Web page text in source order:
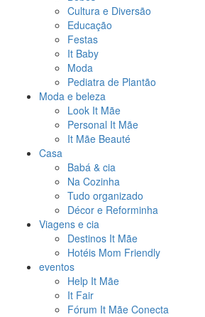
Cultura e Diversão
Educação
Festas
It Baby
Moda
Pediatra de Plantão
Moda e beleza
Look It Mãe
Personal It Mãe
It Mãe Beauté
Casa
Babá & cia
Na Cozinha
Tudo organizado
Décor e Reforminha
Viagens e cia
Destinos It Mãe
Hotéis Mom Friendly
eventos
Help It Mãe
It Fair
Fórum It Mãe Conecta